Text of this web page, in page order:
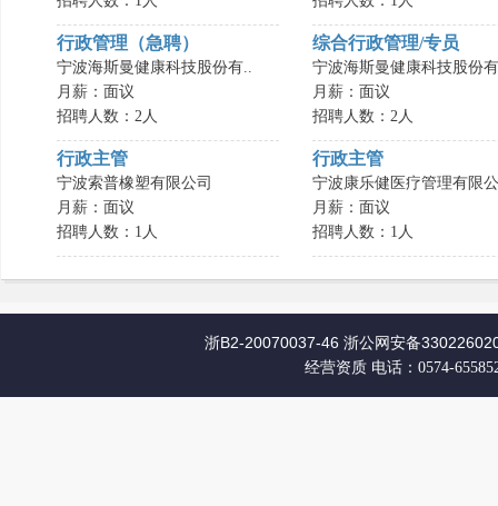
行政管理（急聘）
宁波海斯曼健康科技股份有..
月薪：面议
招聘人数：2人
综合行政管理/专员
宁波海斯曼健康科技股份
月薪：面议
招聘人数：2人
行政主管
宁波索普橡塑有限公司
月薪：面议
招聘人数：1人
行政主管
宁波康乐健医疗管理有限
月薪：面议
招聘人数：1人
浙B2-20070037-46 浙公网安备
经营资质 电话：0574-